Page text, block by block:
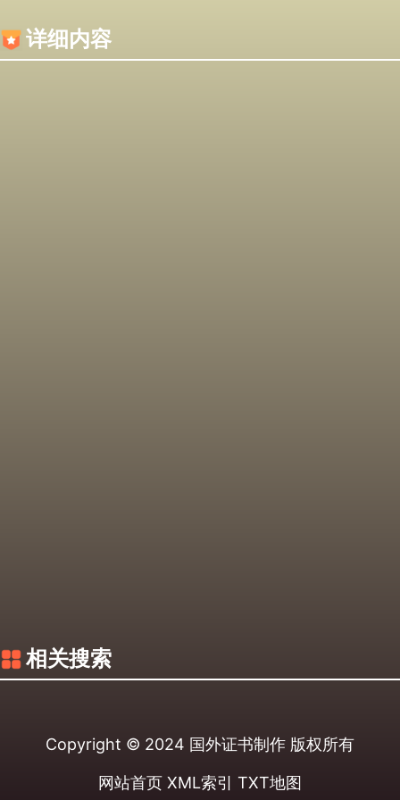
详细内容
相关搜索
Copyright © 2024 国外证书制作 版权所有
网站首页 XML索引 TXT地图